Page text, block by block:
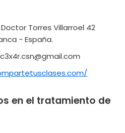
Torres Villarroel 42
- España.
c3x4r.csn@gmail.com
en el tratamiento de